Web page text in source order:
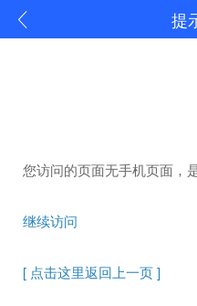
提
您访问的页面无手机页面，
继续访问
[ 点击这里返回上一页 ]